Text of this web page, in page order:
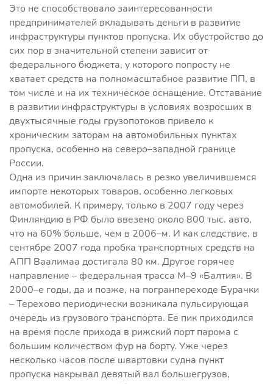
Это не способствовало заинтересованности
предпринимателей вкладывать деньги в развитие
инфраструктуры пунктов пропуска. Их обустройство до
сих пор в значительной степени зависит от
федерального бюджета, у которого попросту не
хватает средств на полномасштабное развитие ПП, в
том числе и на их техническое оснащение. Отставание
в развитии инфраструктуры в условиях возросших в
двухтысячные годы грузопотоков привело к
хроническим заторам на автомобильных пунктах
пропуска, особенно на северо–западной границе
России.
Одна из причин заключалась в резко увеличившемся
импорте некоторых товаров, особенно легковых
автомобилей. К примеру, только в 2007 году через
Финляндию в РФ было ввезено около 800 тыс. авто,
что на 60% больше, чем в 2006–м. И как следствие, в
сентябре 2007 года пробка транспортных средств на
АПП Ваалимаа достигала 80 км. Другое горячее
направление – федеральная трасса М–9 «Балтия». В
2000–е годы, да и позже, на погранпереходе Бурачки
– Терехово периодически возникала пульсирующая
очередь из грузового транспорта. Ее пик приходился
на время после прихода в рижский порт парома с
большим количеством фур на борту. Уже через
несколько часов после швартовки судна пункт
пропуска накрывал девятый вал большегрузов,